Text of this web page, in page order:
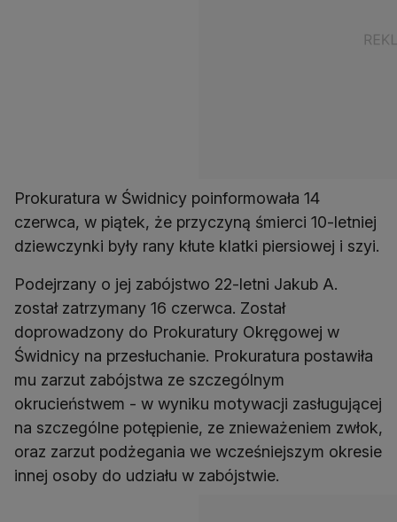
Prokuratura w Świdnicy poinformowała 14
czerwca, w piątek, że przyczyną śmierci 10-letniej
dziewczynki były rany kłute klatki piersiowej i szyi.
Podejrzany o jej zabójstwo 22-letni Jakub A.
został zatrzymany 16 czerwca. Został
doprowadzony do Prokuratury Okręgowej w
Świdnicy na przesłuchanie. Prokuratura postawiła
mu zarzut zabójstwa ze szczególnym
okrucieństwem - w wyniku motywacji zasługującej
na szczególne potępienie, ze znieważeniem zwłok,
oraz zarzut podżegania we wcześniejszym okresie
innej osoby do udziału w zabójstwie.